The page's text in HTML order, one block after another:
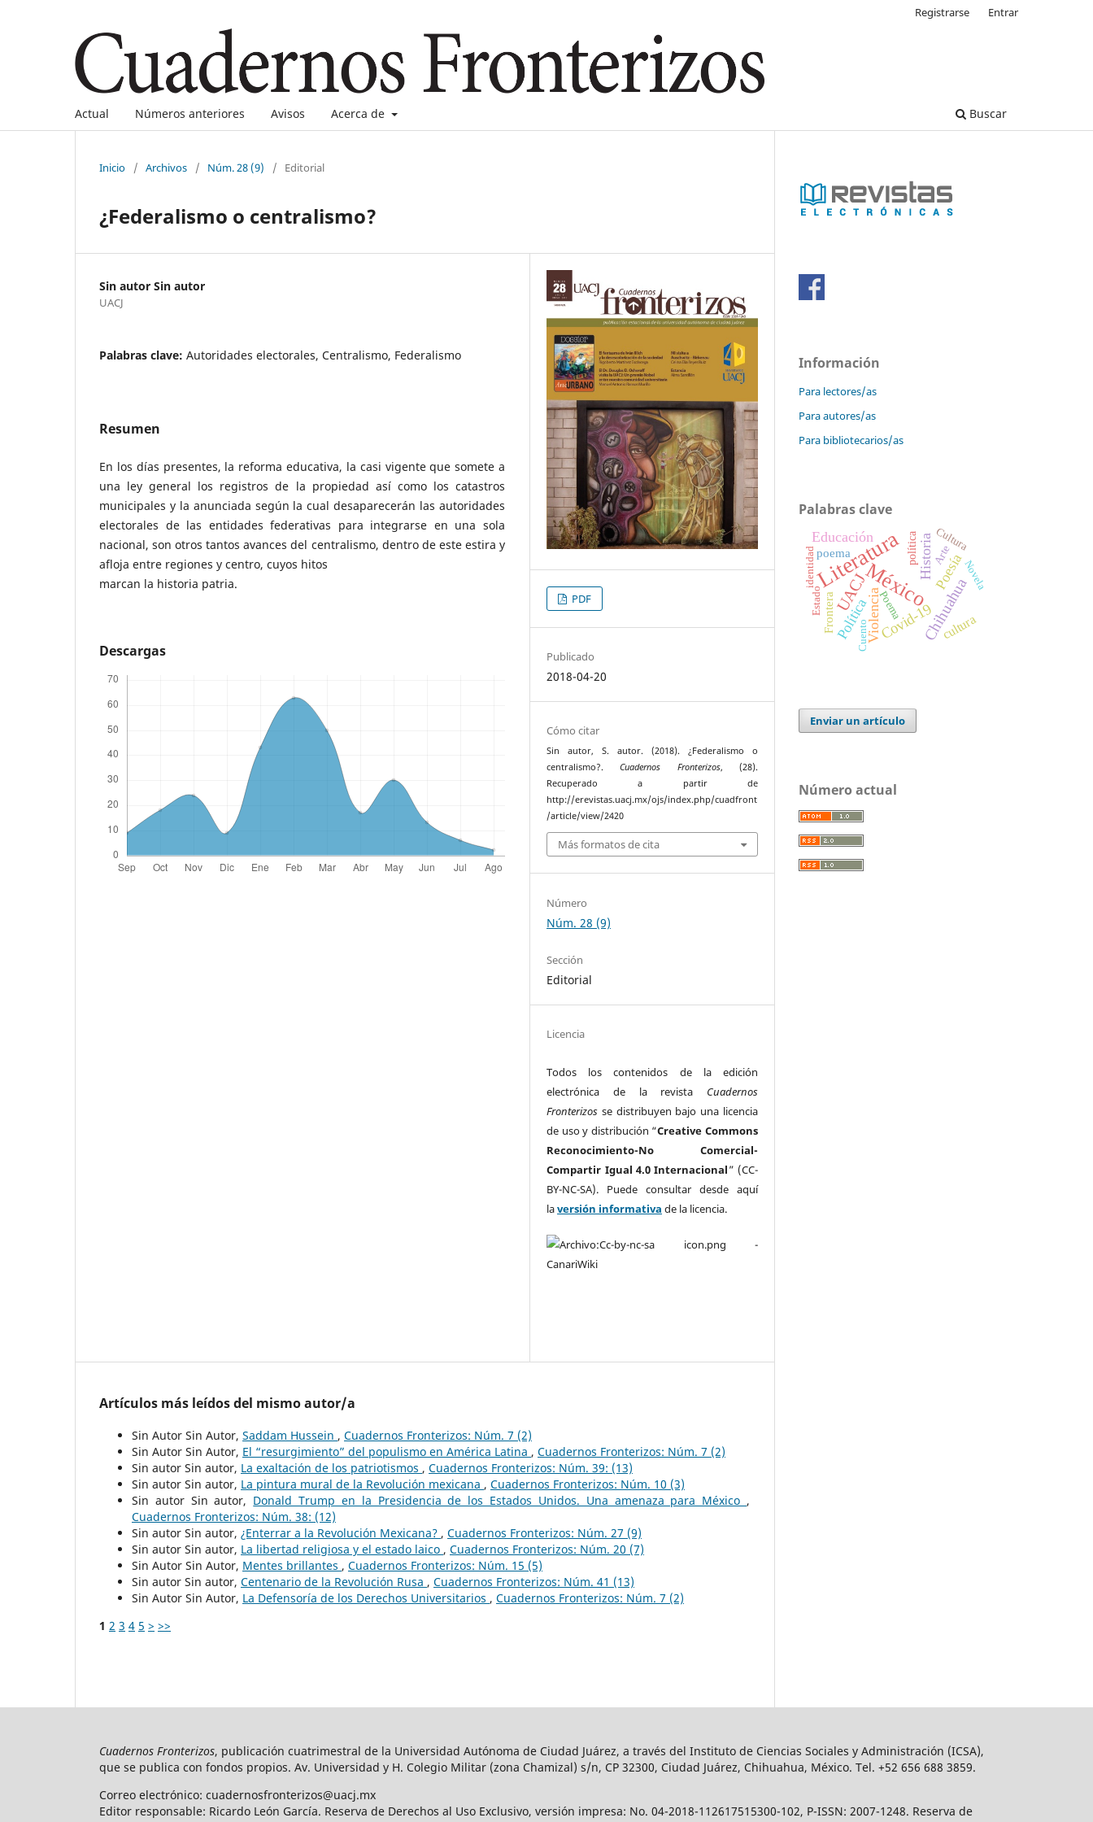
Actual Números anteriores Avisos Acerca de Buscar
Registrarse Entrar
Inicio / Archivos / Núm. 28 (9) / Editorial
¿Federalismo o centralismo?
Sin autor Sin autor
UACJ
Palabras clave: Autoridades electorales, Centralismo, Federalismo
Resumen
En los días presentes, la reforma educativa, la casi vigente que somete a
una ley general los registros de la propiedad así como los catastros
municipales y la anunciada según la cual desaparecerán las autoridades
electorales de las entidades federativas para integrarse en una sola
nacional, son otros tantos avances del centralismo, dentro de este estira y
afloja entre regiones y centro, cuyos hitos
marcan la historia patria.
Descargas
PDF
Publicado
2018-04-20
Cómo citar
Sin autor, S. autor. (2018). ¿Federalismo o
centralismo?.Cuadernos Fronterizos, (28).
Recuperado a partir de
http://erevistas.uacj.mx/ojs/index.php/cuadfront
/article/view/2420
Más formatos de cita
Número
Núm. 28 (9)
Sección
Editorial
Licencia
Todos los contenidos de la edición
electrónica de la revista Cuadernos
Fronterizos se distribuyen bajo una licencia
de uso y distribución “Creative Commons
Reconocimiento-No Comercial-
Compartir Igual 4.0 Internacional” (CC-
BY-NC-SA). Puede consultar desde aquí
laversión informativa de la licencia.
Artículos más leídos del mismo autor/a
Sin Autor Sin Autor, Saddam Hussein , Cuadernos Fronterizos: Núm. 7 (2)
Sin Autor Sin Autor, El “resurgimiento” del populismo en América Latina , Cuadernos Fronterizos: Núm. 7 (2)
Sin autor Sin autor, La exaltación de los patriotismos , Cuadernos Fronterizos: Núm. 39: (13)
Sin autor Sin autor, La pintura mural de la Revolución mexicana , Cuadernos Fronterizos: Núm. 10 (3)
Sin autor Sin autor, Donald Trump en la Presidencia de los Estados Unidos. Una amenaza para México ,
Cuadernos Fronterizos: Núm. 38: (12)
Sin autor Sin autor, ¿Enterrar a la Revolución Mexicana? , Cuadernos Fronterizos: Núm. 27 (9)
Sin autor Sin autor, La libertad religiosa y el estado laico , Cuadernos Fronterizos: Núm. 20 (7)
Sin Autor Sin Autor, Mentes brillantes , Cuadernos Fronterizos: Núm. 15 (5)
Sin autor Sin autor, Centenario de la Revolución Rusa , Cuadernos Fronterizos: Núm. 41 (13)
Sin Autor Sin Autor, La Defensoría de los Derechos Universitarios , Cuadernos Fronterizos: Núm. 7 (2)
1 2 3 4 5 > >>
Información
Para lectores/as
Para autores/as
Para bibliotecarios/as
Palabras clave
Literatura
México
UACJ Chihuahua
Historia
Covid-19
Poesía
Violencia
Educación
Política cultura
poema
Frontera
política Cultura
Poema
Arte
identidad
Cuento
Estado
Novela
Enviar un artículo
Número actual
Cuadernos Fronterizos, publicación cuatrimestral de la Universidad Autónoma de Ciudad Juárez, a través del Instituto de Ciencias Sociales y Administración (ICSA),
que se publica con fondos propios. Av. Universidad y H. Colegio Militar (zona Chamizal) s/n, CP 32300, Ciudad Juárez, Chihuahua, México. Tel. +52 656 688 3859.
Correo electrónico: cuadernosfronterizos@uacj.mx
Editor responsable: Ricardo León García. Reserva de Derechos al Uso Exclusivo, versión impresa: No. 04-2018-112617515300-102, P-ISSN: 2007-1248. Reserva de